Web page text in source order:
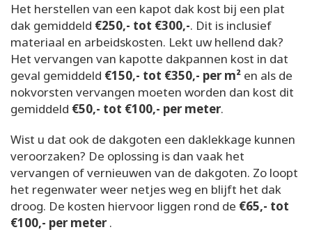
Het herstellen van een kapot dak kost bij een plat
dak gemiddeld €250,- tot €300,-. Dit is inclusief
materiaal en arbeidskosten. Lekt uw hellend dak?
Het vervangen van kapotte dakpannen kost in dat
geval gemiddeld €150,- tot €350,- per m² en als de
nokvorsten vervangen moeten worden dan kost dit
gemiddeld €50,- tot €100,- per meter.
Wist u dat ook de dakgoten een daklekkage kunnen
veroorzaken? De oplossing is dan vaak het
vervangen of vernieuwen van de dakgoten. Zo loopt
het regenwater weer netjes weg en blijft het dak
droog. De kosten hiervoor liggen rond de €65,- tot
€100,- per meter.